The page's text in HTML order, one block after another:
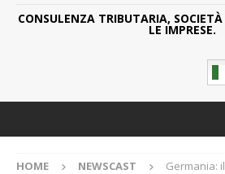
CONSULENZA TRIBUTARIA, SOCIETÀ
LE IMPRESE.
HOME NEWSCAST
Germania: